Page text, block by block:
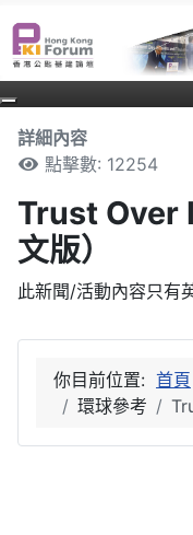
詳細內容
點擊數: 12254
Trust Over
文版）
此新聞/活動內容只有
你目前位置: 首頁
環球參考